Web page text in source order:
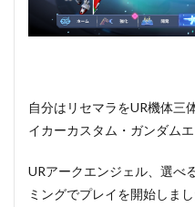
自分はリセマラをUR機体三
イカーカスタム・ガンダム
URアークエンジェル、選べ
ミングでプレイを開始しまし